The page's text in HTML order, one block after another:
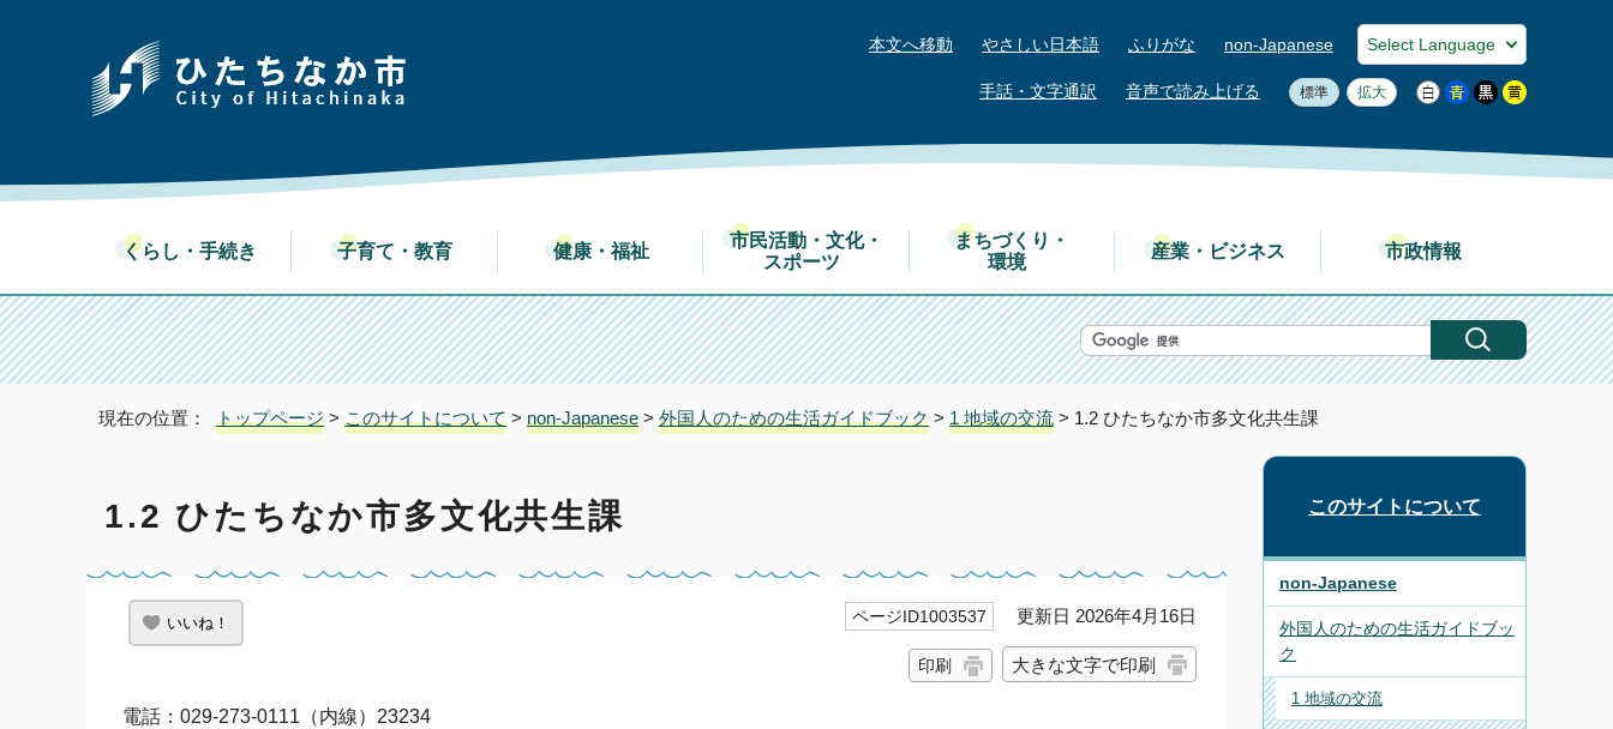
本文へ移動 やさしい日本語 ふりがな non-Japanese
手話・文字通訳 音声で読み上げる 標準 拡大
くらし・手続き 子育て・教育 健康・福祉
市民活動・文化・
スポーツ
まちづくり・
環境
産業・ビジネス 市政情報
現在の位置： トップページ > このサイトについて > non-Japanese > 外国人のための生活ガイドブック > 1 地域の交流 > 1.2 ひたちなか市多文化共生課
1.2 ひたちなか市多文化共生課
いいね！ ページID1003537 更新日 2026年4月16日
印刷 大きな文字で印刷
電話：029-273-0111（内線）23234
このサイトについて
non-Japanese
外国人のための生活ガイドブッ
ク
1 地域の交流